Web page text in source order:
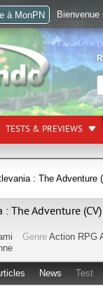
TESTS & PREVIEWS
: The Adventure
: The Adventure (CV)
Genre Action RPG
News Test
à MonPN Bienvenue